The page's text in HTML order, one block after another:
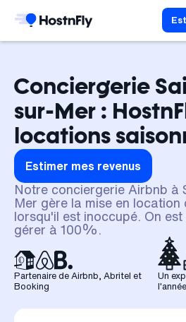
Conciergerie
sur-Mer :
locations
Estimer mes revenus
Notre conciergerie Airbnb à
Mer gère la mise en
lorsqu'il est inoccupé. On
gérer à 100%.
Partenaire de Airbnb, Abritel et
Booking
Un